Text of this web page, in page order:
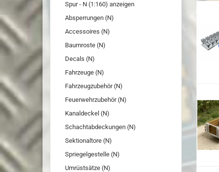
Spur - N (1:160) anzeigen
Absperrungen (N)
Accessoires (N)
Baumroste (N)
Decals (N)
Fahrzeuge (N)
Fahrzeugzubehör (N)
Feuerwehrzubehör (N)
Kanaldeckel (N)
Schachtabdeckungen (N)
Sektionaltore (N)
Spriegelgestelle (N)
Umrüstsätze (N)